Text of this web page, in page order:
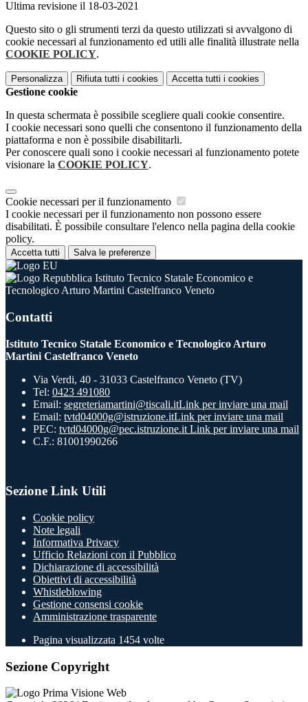
Ultima revisione il 18-03-2021
Questo sito o gli strumenti terzi da questo utilizzati si avvalgono di
cookie necessari al funzionamento ed utili alle finalità illustrate nella
COOKIE POLICY.
Personalizza Rifiuta tutti i cookies Accetta tutti i cookies
Gestione cookie
In questa schermata è possibile scegliere quali cookie consentire.
I cookie necessari sono quelli che consentono il funzionamento della
piattaforma e non è possibile disabilitarli.
Per conoscere quali sono i cookie necessari al funzionamento potete
visionare la COOKIE POLICY.
Cookie necessari per il funzionamento
I cookie necessari per il funzionamento non possono essere
disabilitati. È possibile consultare l'elenco nella pagina della cookie
policy.
Accetta tutti Salva le preferenze
Istituto Tecnico Statale Economico e
Tecnologico Arturo Martini Castelfranco Veneto
Contatti
Istituto Tecnico Statale Economico e Tecnologico Arturo
Martini Castelfranco Veneto
Via Verdi, 40 - 31033 Castelfranco Veneto (TV)
Tel: 0423 491080
Email: segreteriamartini@tiscali.itLink per inviare una mail
Email: tvtd04000g@istruzione.itLink per inviare una mail
PEC: tvtd04000g@pec.istruzione.it Link per inviare una mail
C.F.: 81001990266
Sezione Link Utili
Cookie policy
Note legali
Informativa Privacy
Ufficio Relazioni con il Pubblico
Dichiarazione di accessibilità
Obiettivi di accessibilità
Whistleblowing
Gestione consensi cookie
Amministrazione trasparente
Pagina visualizzata 1454 volte
Sezione Copyright